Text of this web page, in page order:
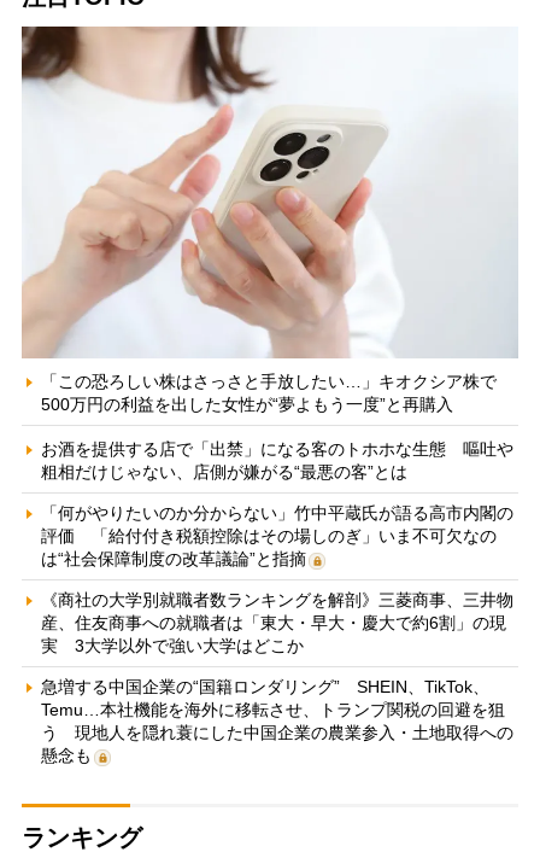
「この恐ろしい株はさっさと手放したい…」キオクシア株で
500万円の利益を出した女性が“夢よもう一度”と再購入
お酒を提供する店で「出禁」になる客のトホホな生態 嘔吐や
粗相だけじゃない、店側が嫌がる“最悪の客”とは
「何がやりたいのか分からない」竹中平蔵氏が語る高市内閣の
評価 「給付付き税額控除はその場しのぎ」いま不可欠なの
は“社会保障制度の改革議論”と指摘
《商社の大学別就職者数ランキングを解剖》三菱商事、三井物
産、住友商事への就職者は「東大・早大・慶大で約6割」の現
実 3大学以外で強い大学はどこか
急増する中国企業の“国籍ロンダリング” SHEIN、TikTok、
Temu…本社機能を海外に移転させ、トランプ関税の回避を狙
う 現地人を隠れ蓑にした中国企業の農業参入・土地取得への
懸念も
ランキング